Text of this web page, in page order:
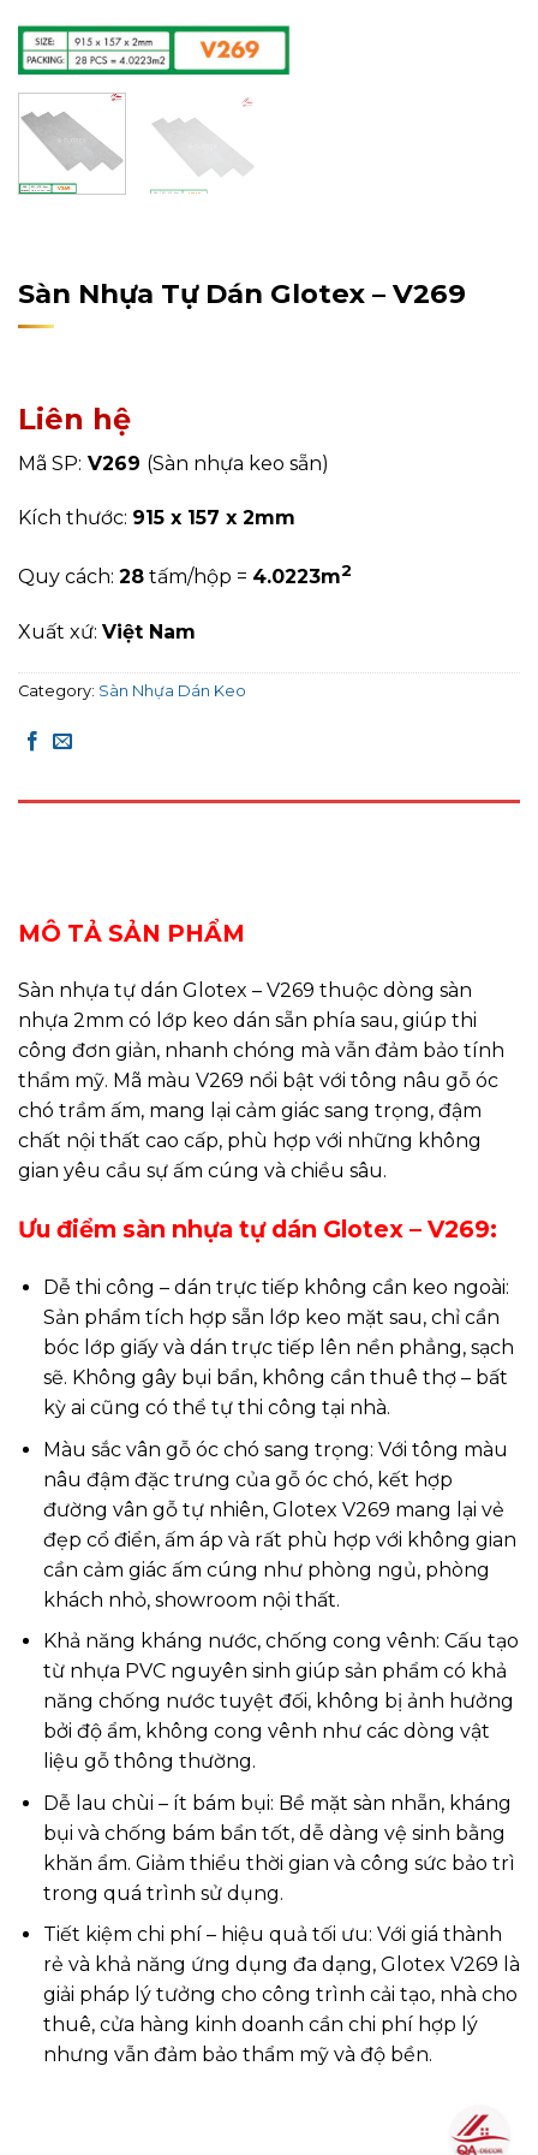
Sàn Nhựa Tự Dán Glotex – V269
Liên hệ
Mã SP: V269 (Sàn nhựa keo sẵn)
Kích thước: 915 x 157 x 2mm
Quy cách: 28 tấm/hộp = 4.0223m2
Xuất xứ: Việt Nam
Category: Sàn Nhựa Dán Keo
MÔ TẢ SẢN PHẨM
Sàn nhựa tự dán Glotex – V269 thuộc dòng sàn
nhựa 2mm có lớp keo dán sẵn phía sau, giúp thi
công đơn giản, nhanh chóng mà vẫn đảm bảo tính
thẩm mỹ. Mã màu V269 nổi bật với tông nâu gỗ óc
chó trầm ấm, mang lại cảm giác sang trọng, đậm
chất nội thất cao cấp, phù hợp với những không
gian yêu cầu sự ấm cúng và chiều sâu.
Ưu điểm sàn nhựa tự dán Glotex – V269:
Dễ thi công – dán trực tiếp không cần keo ngoài:
Sản phẩm tích hợp sẵn lớp keo mặt sau, chỉ cần
bóc lớp giấy và dán trực tiếp lên nền phẳng, sạch
sẽ. Không gây bụi bẩn, không cần thuê thợ – bất
kỳ ai cũng có thể tự thi công tại nhà.
Màu sắc vân gỗ óc chó sang trọng: Với tông màu
nâu đậm đặc trưng của gỗ óc chó, kết hợp
đường vân gỗ tự nhiên, Glotex V269 mang lại vẻ
đẹp cổ điển, ấm áp và rất phù hợp với không gian
cần cảm giác ấm cúng như phòng ngủ, phòng
khách nhỏ, showroom nội thất.
Khả năng kháng nước, chống cong vênh: Cấu tạo
từ nhựa PVC nguyên sinh giúp sản phẩm có khả
năng chống nước tuyệt đối, không bị ảnh hưởng
bởi độ ẩm, không cong vênh như các dòng vật
liệu gỗ thông thường.
Dễ lau chùi – ít bám bụi: Bề mặt sàn nhẵn, kháng
bụi và chống bám bẩn tốt, dễ dàng vệ sinh bằng
khăn ẩm. Giảm thiểu thời gian và công sức bảo trì
trong quá trình sử dụng.
Tiết kiệm chi phí – hiệu quả tối ưu: Với giá thành
rẻ và khả năng ứng dụng đa dạng, Glotex V269 là
giải pháp lý tưởng cho công trình cải tạo, nhà cho
thuê, cửa hàng kinh doanh cần chi phí hợp lý
nhưng vẫn đảm bảo thẩm mỹ và độ bền.